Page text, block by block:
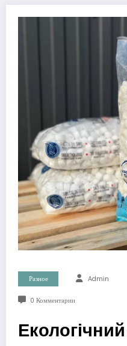
Разное Admin
0 Комментарии